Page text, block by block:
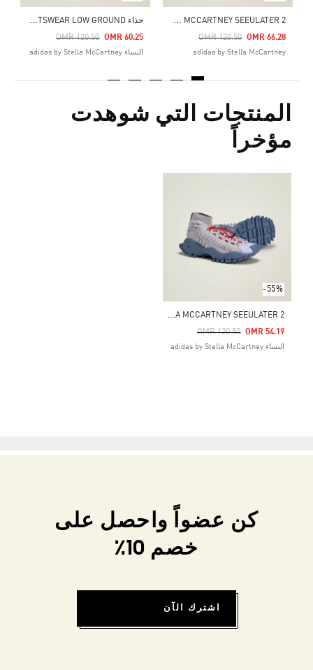
A
DIDAS BY STELLA MCCARTNEY SEEULATER 2
Price Reduced From
OMR 120.50
To OMR 66.28
adidas by Stella McCartney
ح
ذاء ADIDAS BY STELLA MCCARTNEY SPORTSWEAR LOW GROUND
Price Reduced From
OMR 120.50
To OMR 60.25
النساء adidas by Stella McCartney
المنتجات التي شوهدت
مؤخراً
-55%
A
DIDAS BY STELLA MCCARTNEY SEEULATER 2
Price Reduced From
OMR 120.50
To OMR 54.19
النساء adidas by Stella McCartney
كن عضواً واحصل على
خصم 10٪
اشترك الآن